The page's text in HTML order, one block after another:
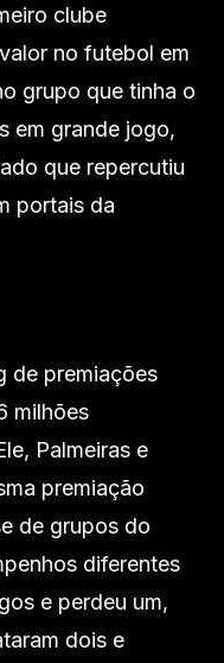
clube
no futebol em
grupo que tinha o
em grande jogo,
que repercutiu
portais da
de premiações
milhões
Palmeiras e
premiação
de grupos do
diferentes
e perdeu um,
dois e